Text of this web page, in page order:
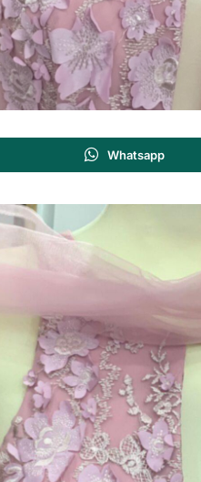
Whatsapp